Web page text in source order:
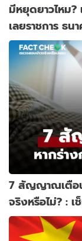
มีหยุดยาวไหม
เลยราชการ ธน
7 สัญญาณเตือน
จริงหรือไม่? : เ